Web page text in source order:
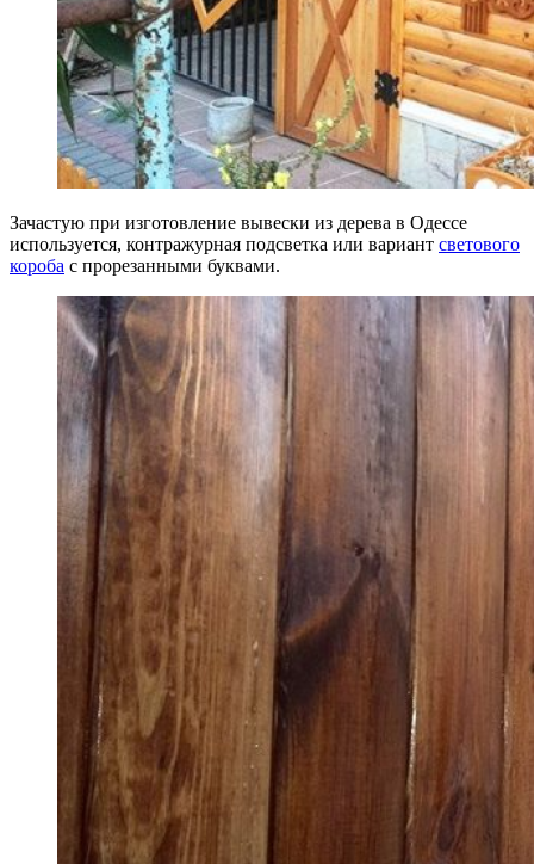
Зачастую при изготовление вывески из дерева в Одессе
используется, контражурная подсветка или вариант светового
короба с прорезанными буквами.